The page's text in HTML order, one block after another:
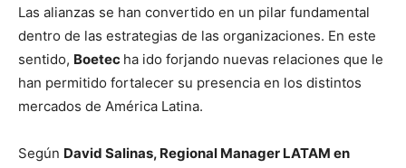
Las alianzas se han convertido en un pilar fundamental
dentro de las estrategias de las organizaciones. En este
sentido, Boetec ha ido forjando nuevas relaciones que le
han permitido fortalecer su presencia en los distintos
mercados de América Latina.
Según David Salinas, Regional Manager LATAM en